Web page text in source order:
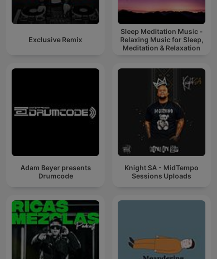
Exclusive Remix
Sleep Meditation Music -
Relaxing Music for Sleep,
Meditation & Relaxation
Adam Beyer presents
Drumcode
Knight SA - MidTempo
Sessions Uploads